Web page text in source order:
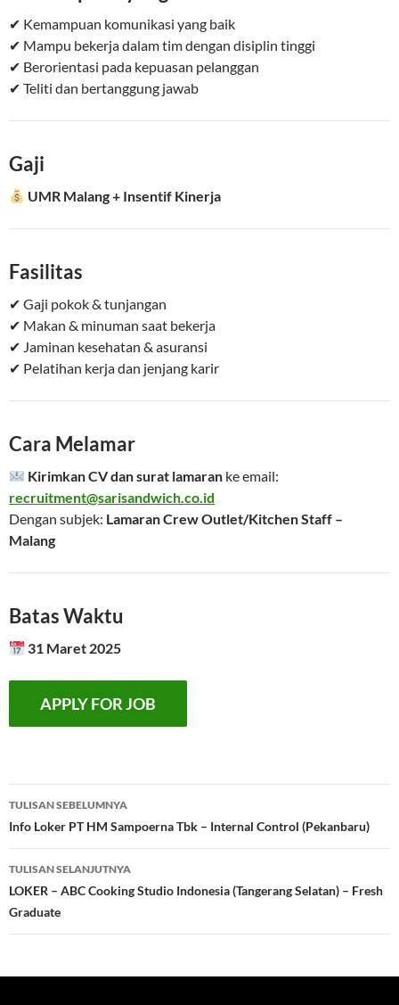
✔ Kemampuan komunikasi yang baik
✔ Mampu bekerja dalam tim dengan disiplin tinggi
✔ Berorientasi pada kepuasan pelanggan
✔ Teliti dan bertanggung jawab
Gaji
UMR Malang + Insentif Kinerja
Fasilitas
✔ Gaji pokok & tunjangan
✔ Makan & minuman saat bekerja
✔ Jaminan kesehatan & asuransi
✔ Pelatihan kerja dan jenjang karir
Cara Melamar
Kirimkan CV dan surat lamaran ke email:
recruitment@sarisandwich.co.id
Dengan subjek: Lamaran Crew Outlet/Kitchen Staff –
Malang
Batas Waktu
31 Maret 2025
Navigasi
Tulisan
TULISAN SEBELUMNYA
Info Loker PT HM Sampoerna Tbk – Internal Control (Pekanbaru)
TULISAN SELANJUTNYA
LOKER – ABC Cooking Studio Indonesia (Tangerang Selatan) – Fresh
Graduate